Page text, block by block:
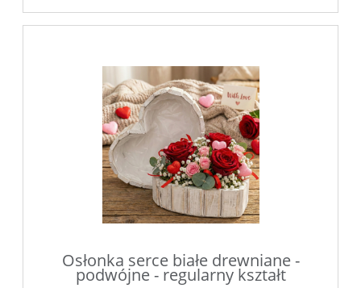
Osłonka serce białe drewniane -
podwójne - regularny kształt